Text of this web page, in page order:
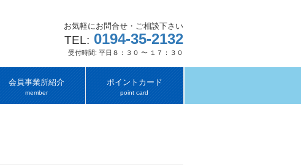
お気軽にお問合せ・ご相談下さい
TEL: 0194-35-2132
受付時間: 平日８：３０ 〜 １７：３０
会員事業所紹介
member
ポイントカード
point card